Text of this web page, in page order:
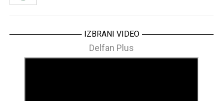
IZBRANI VIDEO
Delfan Plus